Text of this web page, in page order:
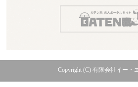
Copyright (C) 有限会社イー・